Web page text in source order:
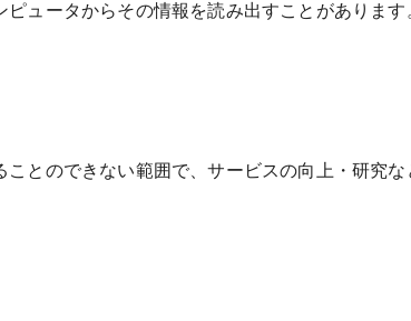
ュータからその情報を読み出すことがあります
とのできない範囲で、サービスの向上・研究